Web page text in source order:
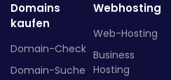
Domains
kaufen
Domain-Check
Domain-Suche
Webhosting
Web-Hosting
Business
Hosting